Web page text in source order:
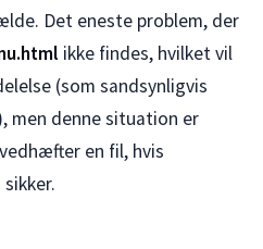
Det eneste problem, der
ikke findes, hvilket vil
(som sandsynligvis
men denne situation er
en fil, hvis